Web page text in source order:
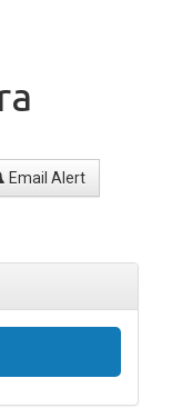
Email Alert